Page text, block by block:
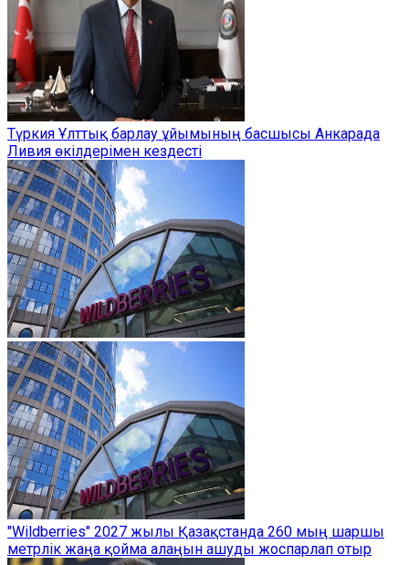
Түркия Ұлттық барлау ұйымының басшысы Анкарада
Ливия өкілдерімен кездесті
"Wildberries" 2027 жылы Қазақстанда 260 мың шаршы
метрлік жаңа қойма алаңын ашуды жоспарлап отыр